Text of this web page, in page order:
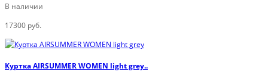
В наличии
17300 руб.
Куртка AIRSUMMER WOMEN light grey..